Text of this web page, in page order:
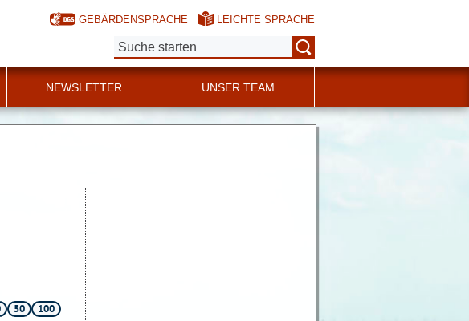
GEBÄRDENSPRACHE
LEICHTE SPRACHE
Suche:
NEWSLETTER UNSER TEAM
50 100